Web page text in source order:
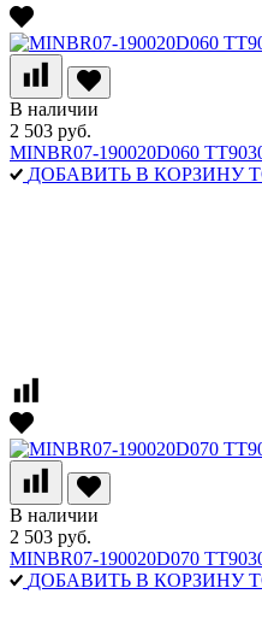
В наличии
2 503 руб.
MINBR07-190020D060
ДОБАВИТЬ В КОРЗИНУ
В наличии
2 503 руб.
MINBR07-190020D070
ДОБАВИТЬ В КОРЗИНУ